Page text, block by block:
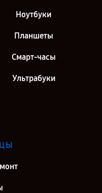
Ноутбуки
Планшеты
Смарт-часы
Ультрабуки